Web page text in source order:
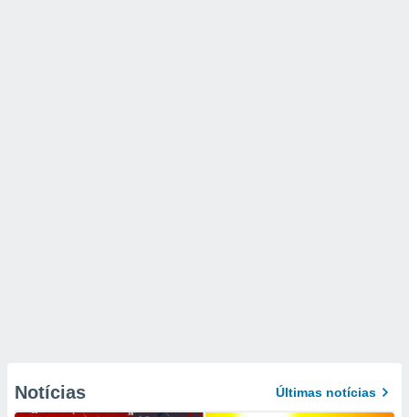
Notícias Últimas notícias